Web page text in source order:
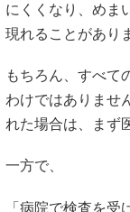
にくくなり、めま
現れることがあり
もちろん、すべて
わけではありませ
れた場合は、まず
一方で、
「病院で検査を受